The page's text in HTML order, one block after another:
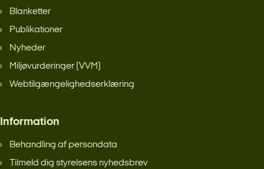
Blanketter
Publikationer
Nyheder
Miljøvurderinger (VVM)
Webtilgængelighedserklæring
Information
Behandling af persondata
Tilmeld dig styrelsens nyhedsbrev